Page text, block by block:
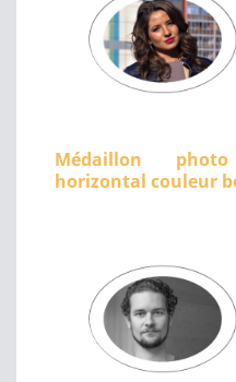
Médaillon
horizontal couleur